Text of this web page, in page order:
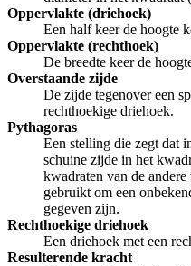
Oppervlakte (driehoek)
Een half keer de hoogte
Oppervlakte (rechthoek)
De breedte keer de
Overstaande zijde
De zijde tegenover een
rechthoekige driehoek.
Pythagoras
Een stelling die zegt dat
schuine zijde in het
kwadraten van de
gebruikt om een
gegeven zijn.
Rechthoekige driehoek
Een driehoek met een
Resulterende kracht